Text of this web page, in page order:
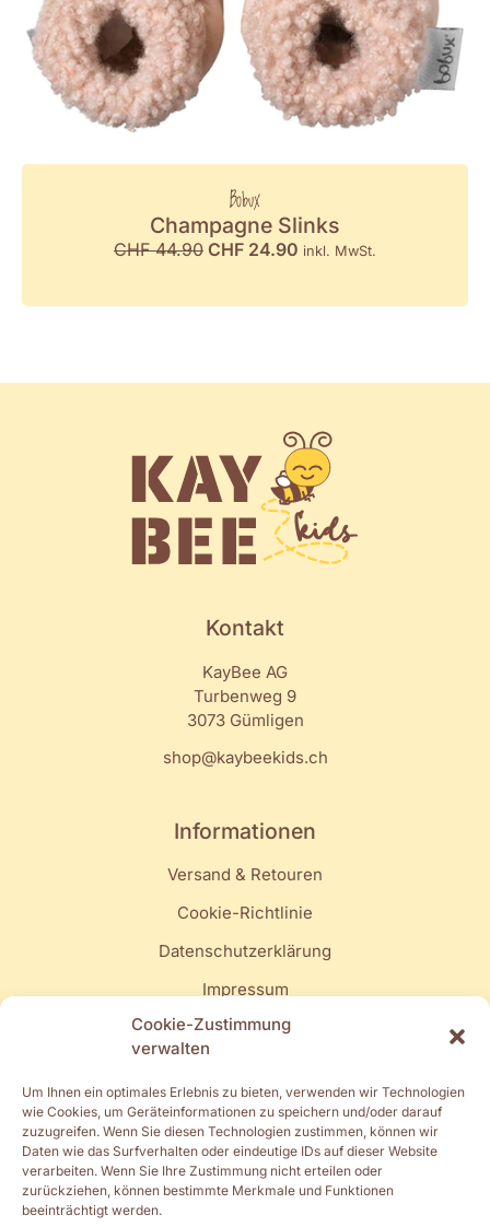
Cookie-Zustimmung
verwalten
Um Ihnen ein optimales Erlebnis zu bieten, verwenden wir Technologien
wie Cookies, um Geräteinformationen zu speichern und/oder darauf
zuzugreifen. Wenn Sie diesen Technologien zustimmen, können wir
Daten wie das Surfverhalten oder eindeutige IDs auf dieser Website
verarbeiten. Wenn Sie Ihre Zustimmung nicht erteilen oder
zurückziehen, können bestimmte Merkmale und Funktionen
beeinträchtigt werden.
Bobux
Champagne Slinks
CHF44.90 CHF 24.90 inkl. MwSt.
Kontakt
KayBee AG
Turbenweg 9
3073 Gümligen
shop@kaybeekids.ch
Informationen
Versand & Retouren
Cookie-Richtlinie
Datenschutzerklärung
Impressum
Quick Links
Mein Konto
Turnschläppli
Muki-, Elki- & Vakiturnen